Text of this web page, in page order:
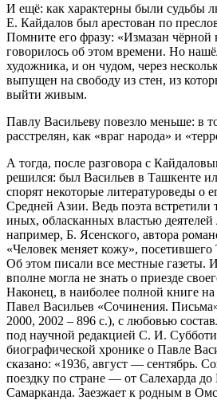
И ещё: как характерны были судьбы
Е. Кайдалов был арестован по
Помните его фразу: «Измазан чёрной
говорилось об этом времени. Но
художника, и он чудом, через
выпущен на свободу из стен, из
выйти живым.
Павлу Васильеву повезло меньше: в
расстрелян, как «враг народа» и
А тогда, после разговора с
решился: был Васильев в Ташкенте
спорят некоторые литературоведы о
Средней Азии. Ведь поэта встретили
иных, обласканных властью деятелей
например, Б. Ясенского, автора
«Человек меняет кожу»,
Об этом писали все местные
вполне могла не знать о приезде
Наконец, в наиболее полной книге
Павел Васильев «Сочинения.
2000, 2002 – 896 с.), с любовью
под научной редакцией С. И.
биографической хронике о Павле
сказано: «1936, август — сентябрь.
поездку по стране — от Салехарда
Самарканда. Заезжает к родным в